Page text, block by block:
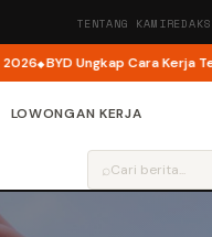
TENTANG KAMI
BYD Ungkap Cara Kerja
LOWONGAN KERJA
⌕